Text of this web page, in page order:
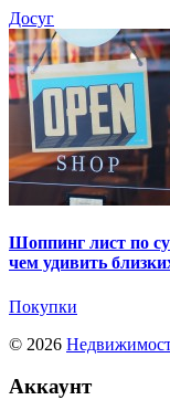
Досуг
Шоппинг лист по
чем удивить
Покупки
© 2026
Аккаунт